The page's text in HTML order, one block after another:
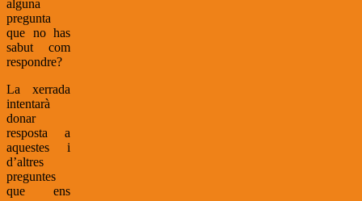
alguna
pregunta
que no has
sabut com
respondre?
La xerrada
intentarà
donar
resposta a
aquestes i
d’altres
preguntes
que ens